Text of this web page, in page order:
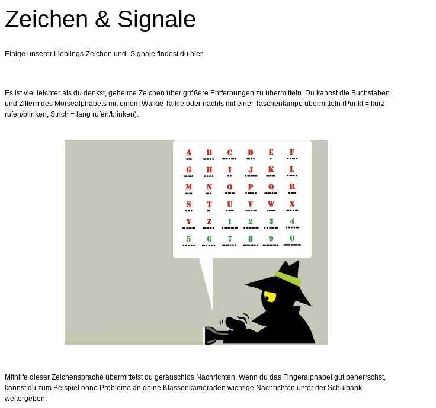
Zeichen & Signale
Einige unserer Lieblings-Zeichen und -Signale findest du hier.
Es ist viel leichter als du denkst, geheime Zeichen über größere Entfernungen zu übermitteln. Du kannst die Buchstaben
und Ziffern des Morsealphabets mit einem Walkie Talkie oder nachts mit einer Taschenlampe übermitteln (Punkt = kurz
rufen/blinken, Strich = lang rufen/blinken).
Mithilfe dieser Zeichensprache übermittelst du geräuschlos Nachrichten. Wenn du das Fingeralphabet gut beherrschst,
kannst du zum Beispiel ohne Probleme an deine Klassenkameraden wichtige Nachrichten unter der Schulbank
weitergeben.